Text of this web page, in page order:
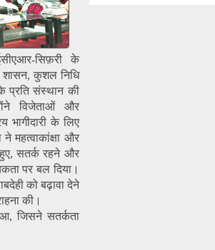
सिफ़री के
शासन, कुशल निधि
प्रति संस्थान की
विजेताओं और
भागीदारी के लिए
महत्वाकांक्षा और
सतर्क रहने और
पर बल दिया।
को बढ़ावा देने
की।
जिसने सतर्कता